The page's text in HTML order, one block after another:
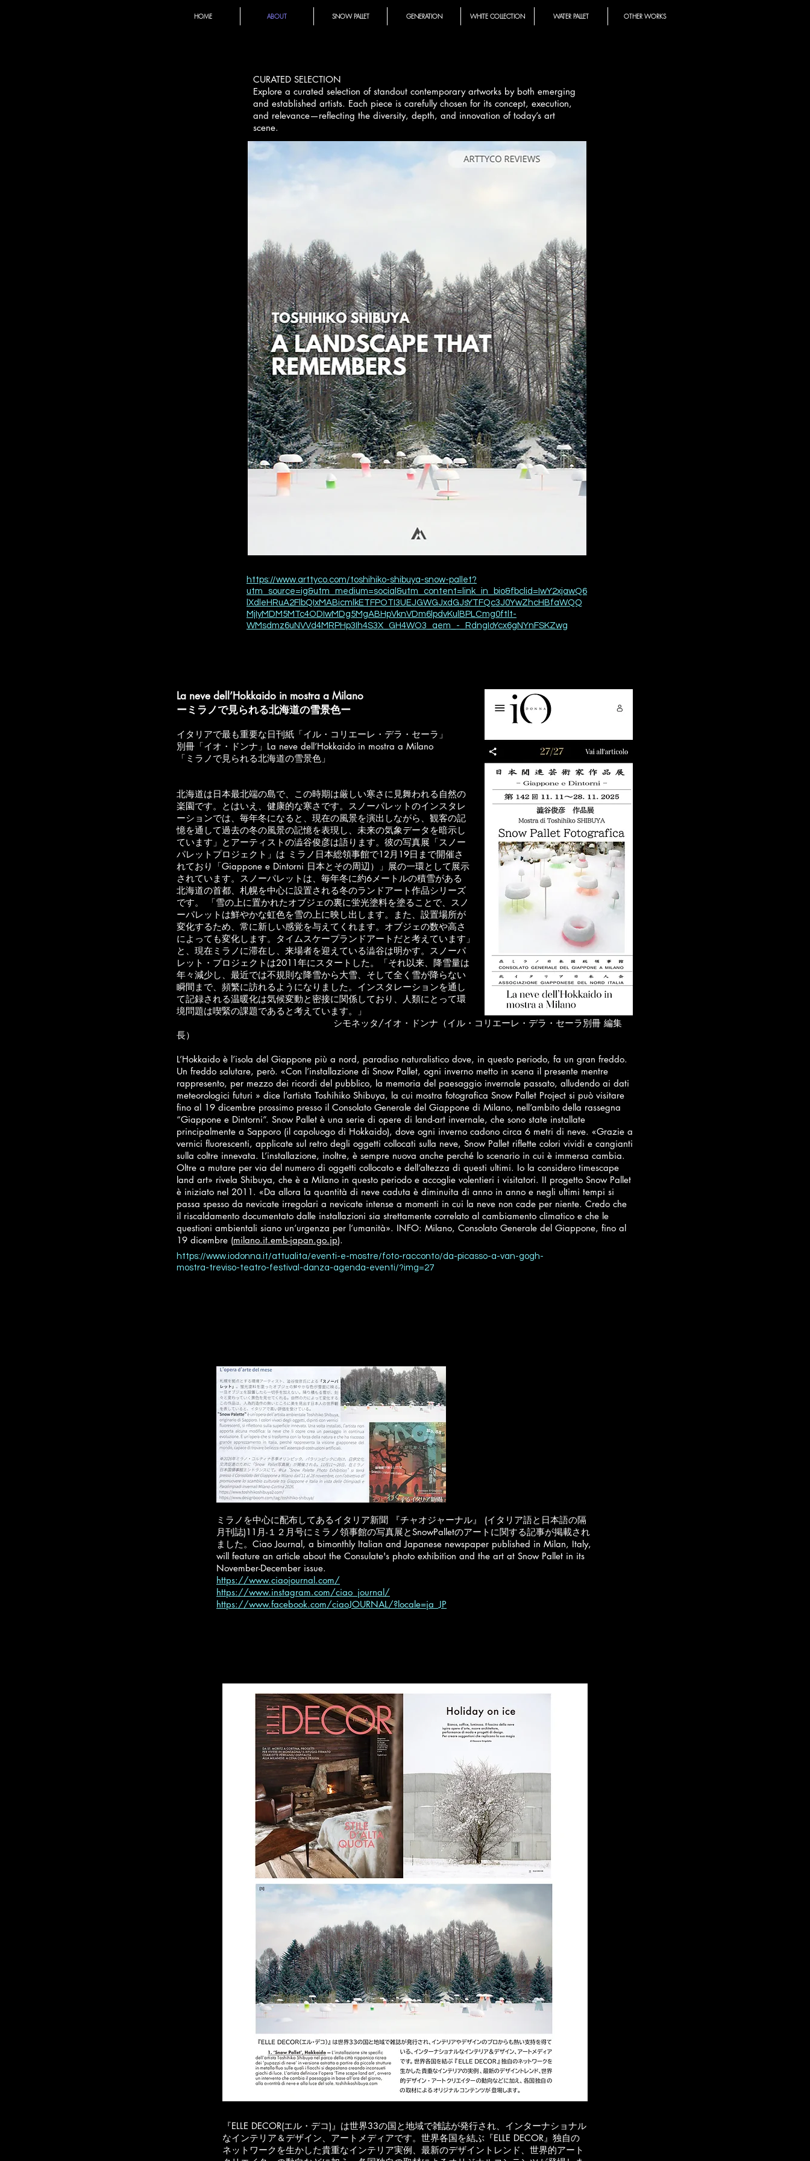
HOME ABOUT SNOW PALLET GENERATION WHITE COLLECTION WATER PALLET OTHER WORKS
CURATED SELECTION
Explore a curated selection of standout contemporary artworks by both emerging
and established artists. Each piece is carefully chosen for its concept, execution,
and relevance—reflecting the diversity, depth, and innovation of today’s art
scene.
https://www.arttyco.com/toshihiko-shibuya-snow-pallet?
utm_source=ig&utm_medium=social&utm_content=link_in_bio&fbclid=IwY2xjawQ6
lXdleHRuA2FlbQIxMABicmlkETFPOTI3UEJGWGJxdGJsYTFQc3J0YwZhcHBfaWQQ
MjIyMDM5MTc4ODIwMDg5MgABHpVknVDm6lpdvKulBPLCmg0ftlt-
WMsdmz6uNVVd4MRPHp3Ih4S3X_GH4WO3_aem_-_RdngIoYcx6gNYnFSKZwg
La neve dell’Hokkaido in mostra a Milano
ーミラノで見られる北海道の雪景色ー
イタリアで最も重要な日刊紙「イル・コリエーレ・デラ・セーラ」
別冊 「イオ・ドンナ」 La neve dell’Hokkaido in mostra a Milano
「ミラノで見られる北海道の雪景色」
北海道は日本最北端の島で、この時期は厳しい寒さに 見舞われる 自然の
楽園です。とはいえ、健康的な寒さです。 スノーパレットのインスタレ
ーションでは、毎年冬になると、 現在の風景を演出 しながら、観客の記
憶を通して過去の冬の風景の記憶を表現し、 未来の気象データを暗示し
ています」とアーテ ィストの澁谷俊彦は語ります。彼の写真展「スノー
パレットプロジェクト」は ミラノ 日本総領事館で12月19日まで開催さ
れてお り 「Giappone e Dintorni 日本とその周辺）」展の一環として展示
されています。 スノーパレットは、毎年冬に約6メートルの積雪がある
北海道の首都、 札幌を中心に設置される冬のランドアート作品シリ ーズ
です。
「雪の上に置かれたオブジェの裏に蛍光塗料を塗る ことで、 スノ
ーパレットは鮮やかな虹色を雪の上に映し出します。 また、設置場所が
変化するため、常に新しい感覚を与えてくれます。 オブジェの数や高さ
によっても変化します。タイムスケープランドアートだと考えています」
と、現在ミラノに滞在し、来場者を迎えている澁谷は明かす。 スノーパ
レット・プロジェクトは2011年にスタートした。 「それ以来、 降雪量は
年々減少し、最近では不規則な降雪から大雪、 そして全く雪が降らない
瞬間まで、頻繁に訪れるようにな りました。インスタレーションを通し
て記録される温暖化は気候変動と密接に関係しており、人類にとって環
境問題は喫緊の課題であると考えています。」
シモネッタ/イオ・ドンナ（イル・コリエーレ・デラ・セーラ別冊 編集
長）
L’Hokkaido è l’isola del Giappone più a nord, paradiso naturalistico dove, in questo periodo, fa un gran freddo.
Un freddo salutare, però. «Con l‘installazione di Snow Pallet, ogni inverno metto in scena il presente mentre
rappresento, per mezzo dei ricordi del pubblico, la memoria del paesaggio invernale passato, alludendo ai dati
meteorologici futuri » dice l’artista Toshihiko Shibuya, la cui mostra fotografica Snow Pallet Project si può visitare
fino al 19 dicembre prossimo presso il Consolato Generale del Giappone di Milano, nell’ambito della rassegna
“Giappone e Dintorni”. Snow Pallet è una serie di opere di land-art invernale, che sono state installate
principalmente a Sapporo (il capoluogo di Hokkaido), dove ogni inverno cadono circa 6 metri di neve. «Grazie a
vernici fluorescenti, applicate sul retro degli oggetti collocati sulla neve, Snow Pallet riflette colori vividi e cangianti
sulla coltre innevata. L’installazione, inoltre, è sempre nuova anche perché lo scenario in cui è immersa cambia.
Oltre a mutare per via del numero di oggetti collocato e dell’altezza di questi ultimi. Io la considero timescape
land art» rivela Shibuya, che è a Milano in questo periodo e accoglie volentieri i visitatori. II progetto Snow Pallet
è iniziato nel 2011. «Da allora la quantità di neve caduta è diminuita di anno in anno e negli ultimi tempi si
passa spesso da nevicate irregolari a nevicate intense a momenti in cui la neve non cade per niente. Credo che
il riscaldamento documentato dalle installazioni sia strettamente correlato al cambiamento climatico e che le
questioni ambientali siano un’urgenza per l’umanità». INFO: Milano, Consolato Generale del Giappone, fino al
19 dicembre (milano.it.emb-japan.go.jp).
https://www.iodonna.it/attualita/eventi-e-mostre/foto-racconto/da-picasso-a-van-gogh-
mostra-treviso-teatro-festival-danza-agenda-eventi/?img=27
ミラノを中心に配布してあるイタリア新聞 『チャオジャーナル』 (イタリア語と日本語の隔
月刊誌)11月-１２月号にミラノ領事館の写真展とSnowPalletのアートに関する記事が掲載され
ました。 Ciao Journal, a bimonthly Italian and Japanese newspaper published in Milan, Italy,
will feature an article about the Consulate's photo exhibition and the art at Snow Pallet in its
November-December issue.
https://www.ciaojournal.com/
https://www.instagram.com/ciao_journal/
https://www.facebook.com/ciaoJOURNAL/?locale=ja_JP
『ELLE DECOR(エル・デコ)』は世界33の国と地域で雑誌が発行され、インターナショナル
なインテリア＆デザイン、アートメディアです。世界各国を結ぶ『ELLE DECOR』独自の
ネットワークを生かした貴重なインテリア実例、最新のデザイントレンド、世界的アート